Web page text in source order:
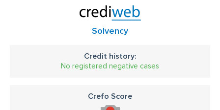
Solvency
Credit history:
No registered negative cases
Crefo Score